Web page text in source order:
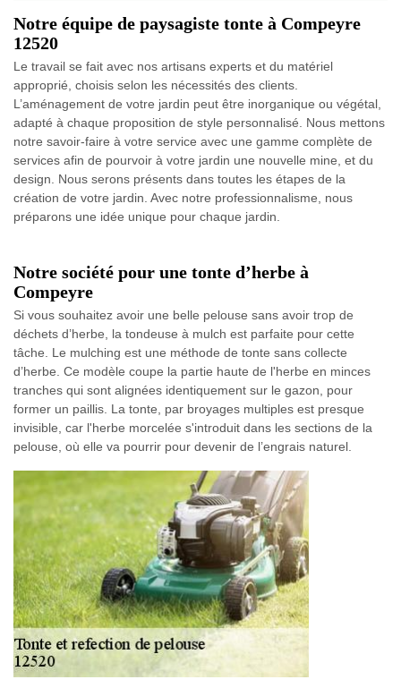
Notre équipe de paysagiste tonte à Compeyre
12520
Le travail se fait avec nos artisans experts et du matériel
approprié, choisis selon les nécessités des clients.
L’aménagement de votre jardin peut être inorganique ou végétal,
adapté à chaque proposition de style personnalisé. Nous mettons
notre savoir-faire à votre service avec une gamme complète de
services afin de pourvoir à votre jardin une nouvelle mine, et du
design. Nous serons présents dans toutes les étapes de la
création de votre jardin. Avec notre professionnalisme, nous
préparons une idée unique pour chaque jardin.
Notre société pour une tonte d’herbe à
Compeyre
Si vous souhaitez avoir une belle pelouse sans avoir trop de
déchets d’herbe, la tondeuse à mulch est parfaite pour cette
tâche. Le mulching est une méthode de tonte sans collecte
d’herbe. Ce modèle coupe la partie haute de l'herbe en minces
tranches qui sont alignées identiquement sur le gazon, pour
former un paillis. La tonte, par broyages multiples est presque
invisible, car l'herbe morcelée s'introduit dans les sections de la
pelouse, où elle va pourrir pour devenir de l’engrais naturel.